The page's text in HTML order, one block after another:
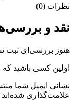
نظرات (0)
نقد و
هنوز بررسی‌ای ثبت
اولین کسی باشید
نشانی ایمیل شما
علامت‌گذاری شده‌اند